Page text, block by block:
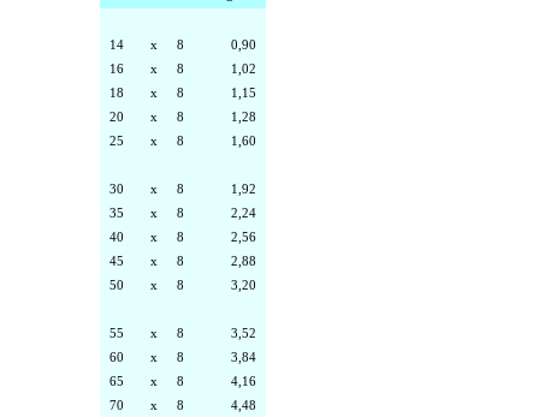
14 x 8
0,90
16
x 8
1,02
18
x 8
1,15
20
x 8
1,28
25
x 8 1,60
30 x 8
1,92
35
x 8
2,24
40
x 8
2,56
45
x 8
2,88
50
x 8 3,20
55 x 8
3,52
60
x 8
3,84
65
x 8
4,16
70
x 8
4,48